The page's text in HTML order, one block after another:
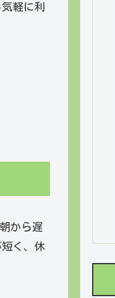
軽に利
から遅
く、休